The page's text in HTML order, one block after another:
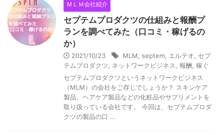
ＭＬＭ会社紹介
セプテムプロダクツの仕組みと報酬プ
ランを調べてみた（口コミ・稼げるの
か）
2021/10/23 MLM septem エルテオ
セプ
テムプロダクツ
ネットワークビジネス 報酬 稼ぐ
セプテムプロダクツというネットワークビジネス
（MLM）の会社をご存じでしょうか？ スキンケア
製品、ヘアケア製品などの化粧品やサプリメントを
取り扱っている会社です。 今回は、セプテムプロダ
クツの製品の口 ...